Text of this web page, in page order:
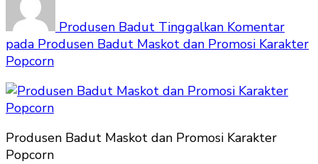
Produsen Badut Tinggalkan Komentar
pada Produsen Badut Maskot dan Promosi Karakter
Popcorn
Produsen Badut Maskot dan Promosi Karakter
Popcorn